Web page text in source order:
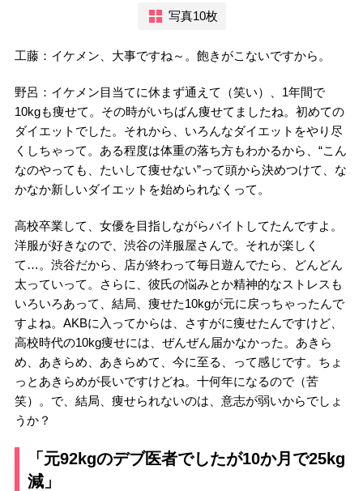
写真10枚
工藤：イケメン、大事ですね～。飽きがこないですから。
野呂：イケメン目当てに休まず通えて（笑い）、1年間で
10kgも痩せて。その時がいちばん痩せてましたね。初めての
ダイエットでした。それから、いろんなダイエットをやり尽
くしちゃって。ある程度は体重の落ち方もわかるから、“こん
なのやっても、たいして痩せない”って頭から決めつけて、な
かなか新しいダイエットを始められなくって。
高校卒業して、女優を目指しながらバイトしてたんですよ。
洋服が好きなので、渋谷の洋服屋さんで。それが楽しく
て…。渋谷だから、店が終わって毎日遊んでたら、どんどん
太っていって。さらに、彼氏の悩みとか精神的なストレスも
いろいろあって、結局、痩せた10kgが元に戻っちゃったんで
すよね。AKBに入ってからは、さすがに痩せたんですけど、
高校時代の10kg痩せには、ぜんぜん届かなかった。あきら
め、あきらめ、あきらめて、今に至る、って感じです。ちょ
っとあきらめが長いですけどね。十何年になるので（苦
笑）。で、結局、痩せられないのは、意志が弱いからでしょ
うか？
「元92kgのデブ医者でしたが10か月で25kg
減」